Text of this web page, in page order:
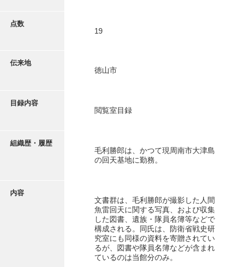
荒瀬家文書（防府市）
阿武家文書（美祢市）
阿武家文書(美祢市２)
阿武孝太郎文書
近代刊行写真帳類
点数
19
伝来地
徳山市
目録内容
閲覧室目録
組織歴・履歴
毛利勝郎は、かつて現周南市大津島
の回天基地に勤務。
内容
文書群は、毛利勝郎が撮影した人間
魚雷回天に関する写真、および収集
した図書、遺族・隊員名簿等などで
構成される。同氏は、防衛省戦史研
究室にも同様の資料を寄贈されてい
るが、図書や隊員名簿などが含まれ
ているのは当館分のみ。